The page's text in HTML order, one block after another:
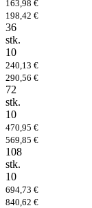
163,98 €
198,42 €
36
stk.
10
240,13 €
290,56 €
72
stk.
10
470,95 €
569,85 €
108
stk.
10
694,73 €
840,62 €